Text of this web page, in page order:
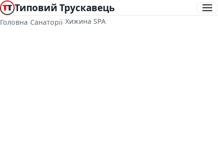
Типовий Трускавець
Головна/Санаторії/Хижина SPA